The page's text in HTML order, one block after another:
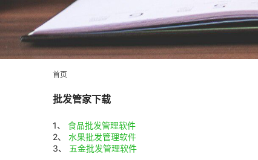
首页
批发管家下载
1、 食品批发管理软件
2、 水果批发管理软件
3、 五金批发管理软件